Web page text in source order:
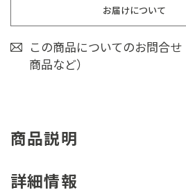
お届けについて
この商品についてのお問合
商品など）
商品説明
詳細情報